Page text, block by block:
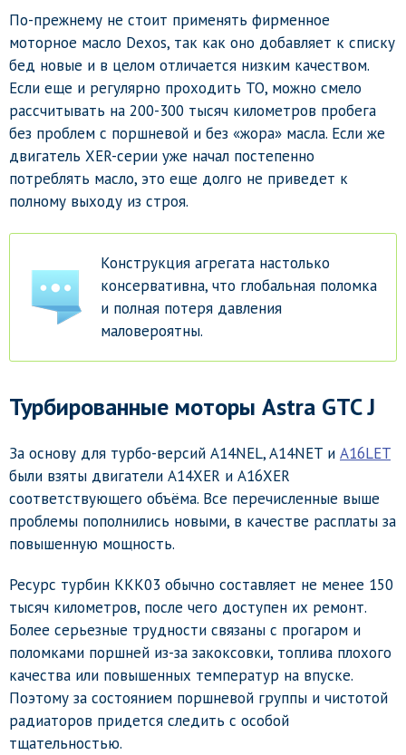
По-прежнему не стоит применять фирменное
моторное масло Dexos, так как оно добавляет к списку
бед новые и в целом отличается низким качеством.
Если еще и регулярно проходить ТО, можно смело
рассчитывать на 200-300 тысяч километров пробега
без проблем с поршневой и без «жора» масла. Если же
двигатель XER-серии уже начал постепенно
потреблять масло, это еще долго не приведет к
полному выходу из строя.
Конструкция агрегата настолько
консервативна, что глобальная поломка
и полная потеря давления
маловероятны.
Турбированные моторы Astra GTC J
За основу для турбо-версий A14NEL, A14NET и A16LET
были взяты двигатели A14XER и A16XER
соответствующего объёма. Все перечисленные выше
проблемы пополнились новыми, в качестве расплаты за
повышенную мощность.
Ресурс турбин ККК03 обычно составляет не менее 150
тысяч километров, после чего доступен их ремонт.
Более серьезные трудности связаны с прогаром и
поломками поршней из-за закоксовки, топлива плохого
качества или повышенных температур на впуске.
Поэтому за состоянием поршневой группы и чистотой
радиаторов придется следить с особой
тщательностью.